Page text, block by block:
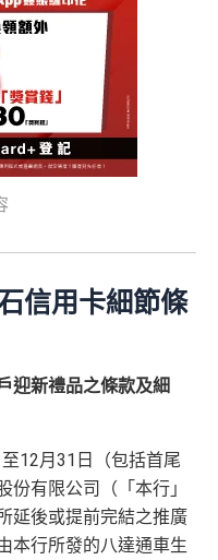
信用卡細節條
迎新禮品之條款及細
12月31日（包括首尾
份有限公司（「本行」
延後或提前完結之推廣
本行所發的八達通車生